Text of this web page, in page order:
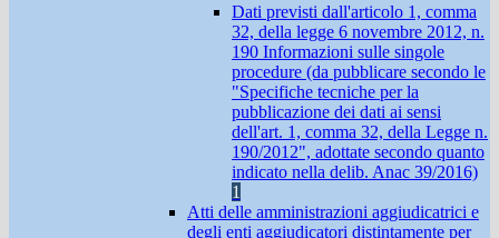
Dati previsti dall'articolo 1, comma
32, della legge 6 novembre 2012, n.
190 Informazioni sulle singole
procedure (da pubblicare secondo le
"Specifiche tecniche per la
pubblicazione dei dati ai sensi
dell'art. 1, comma 32, della Legge n.
190/2012", adottate secondo quanto
indicato nella delib. Anac 39/2016)
1
Atti delle amministrazioni aggiudicatrici e
degli enti aggiudicatori distintamente per